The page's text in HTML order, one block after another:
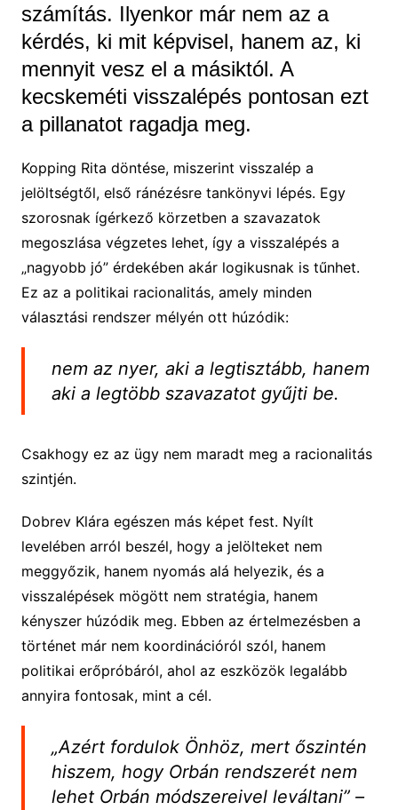
számítás. Ilyenkor már nem az a
kérdés, ki mit képvisel, hanem az, ki
mennyit vesz el a másiktól. A
kecskeméti visszalépés pontosan ezt
a pillanatot ragadja meg.
Kopping Rita döntése, miszerint visszalép a
jelöltségtől, első ránézésre tankönyvi lépés. Egy
szorosnak ígérkező körzetben a szavazatok
megoszlása végzetes lehet, így a visszalépés a
„nagyobb jó” érdekében akár logikusnak is tűnhet.
Ez az a politikai racionalitás, amely minden
választási rendszer mélyén ott húzódik:
nem az nyer, aki a legtisztább, hanem
aki a legtöbb szavazatot gyűjti be.
Csakhogy ez az ügy nem maradt meg a racionalitás
szintjén.
Dobrev Klára egészen más képet fest. Nyílt
levelében arról beszél, hogy a jelölteket nem
meggyőzik, hanem nyomás alá helyezik, és a
visszalépések mögött nem stratégia, hanem
kényszer húzódik meg. Ebben az értelmezésben a
történet már nem koordinációról szól, hanem
politikai erőpróbáról, ahol az eszközök legalább
annyira fontosak, mint a cél.
„Azért fordulok Önhöz, mert őszintén
hiszem, hogy Orbán rendszerét nem
lehet Orbán módszereivel leváltani” –